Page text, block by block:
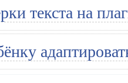
текста на